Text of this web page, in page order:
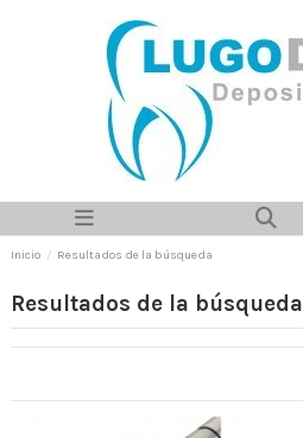
Inicio Resultados de la búsqueda
Resultados de la búsqueda